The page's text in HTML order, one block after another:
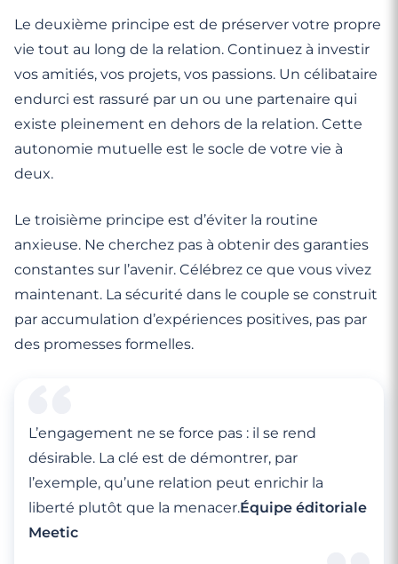
Le deuxième principe est de préserver votre propre
vie tout au long de la relation. Continuez à investir
vos amitiés, vos projets, vos passions. Un célibataire
endurci est rassuré par un ou une partenaire qui
existe pleinement en dehors de la relation. Cette
autonomie mutuelle est le socle de votre vie à
deux.
Le troisième principe est d’éviter la routine
anxieuse. Ne cherchez pas à obtenir des garanties
constantes sur l’avenir. Célébrez ce que vous vivez
maintenant. La sécurité dans le couple se construit
par accumulation d’expériences positives, pas par
des promesses formelles.
L’engagement ne se force pas : il se rend
désirable. La clé est de démontrer, par
l’exemple, qu’une relation peut enrichir la
liberté plutôt que la menacer.Équipe éditoriale
Meetic